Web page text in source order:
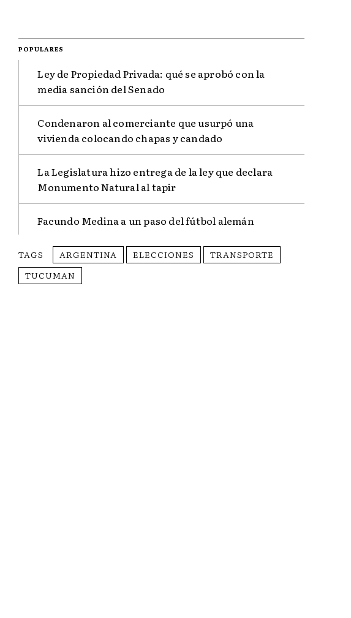
POPULARES
Ley de Propiedad Privada: qué se aprobó con la
media sanción del Senado
Condenaron al comerciante que usurpó una
vivienda colocando chapas y candado
La Legislatura hizo entrega de la ley que declara
Monumento Natural al tapir
Facundo Medina a un paso del fútbol alemán
TAGS ARGENTINA ELECCIONES
TRANSPORTE
TUCUMAN